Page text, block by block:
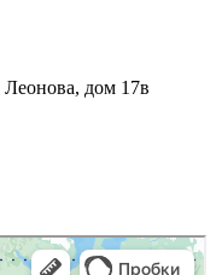
Леонова, дом 17в